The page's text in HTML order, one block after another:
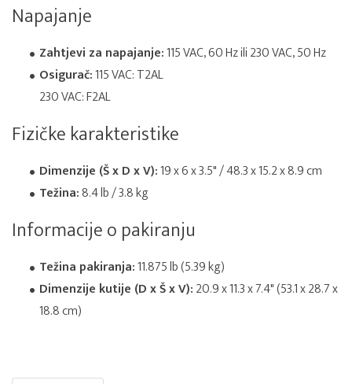
Napajanje
Zahtjevi za napajanje:115 VAC, 60 Hz ili 230 VAC, 50 Hz
Osigurač:115 VAC: T2AL
230 VAC: F2AL
Fizičke karakteristike
Dimenzije (Š x D x V):19 x 6 x 3.5" / 48.3 x 15.2 x 8.9 cm
Težina:8.4 lb / 3.8 kg
Informacije o pakiranju
Težina pakiranja:11.875 lb (5.39 kg)
Dimenzije kutije (D x Š x V):20.9 x 11.3 x 7.4" (53.1 x 28.7 x
18.8 cm)